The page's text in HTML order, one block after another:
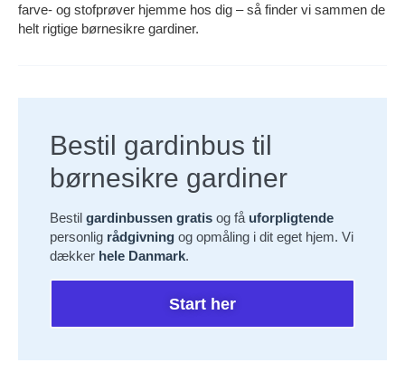
farve- og stofprøver hjemme hos dig – så finder vi sammen de
helt rigtige børnesikre gardiner.
Bestil gardinbus til
børnesikre gardiner
Bestil gardinbussen gratis og få uforpligtende
personlig rådgivning og opmåling i dit eget hjem. Vi
dækker hele Danmark.
Start her